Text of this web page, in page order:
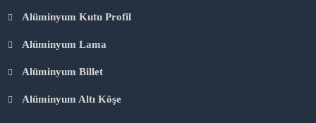
Alüminyum Kutu Profil
Alüminyum Lama
Alüminyum Billet
Alüminyum Altı Köşe